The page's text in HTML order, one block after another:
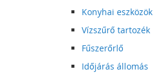
Konyhai eszközök
Vízszűrő tartozék
Fűszerőrlő
Időjárás állomás